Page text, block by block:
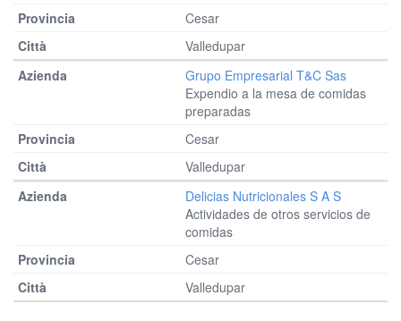
Cesar
Valledupar
Grupo Empresarial T&c Sas
Expendio a la mesa de comidas
preparadas
Cesar
Valledupar
Delicias Nutricionales S A S
Actividades de otros servicios de
comidas
Cesar
Valledupar